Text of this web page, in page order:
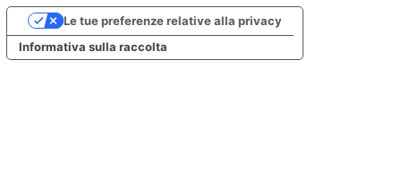
Informativa sulla raccolta
Le tue preferenze relative alla privacy